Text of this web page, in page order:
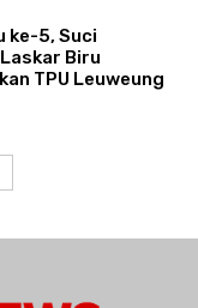
ke-5, Suci
Biru
TPU Leuweung